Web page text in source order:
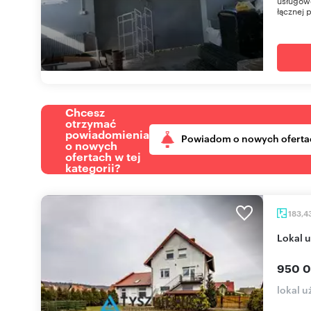
łącznej
Chcesz
otrzymać
powiadomienia
o nowych
ofertach w tej
kategorii?
Powiadom o nowych
lokal
950
lokal